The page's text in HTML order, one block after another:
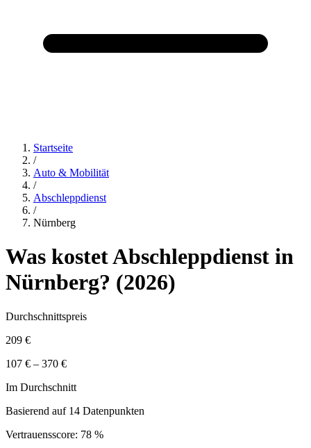
Startseite
/
Auto & Mobilität
/
Abschleppdienst
/
Nürnberg
Was kostetAbschleppdienst in
Nürnberg? (2026)
Durchschnittspreis
209 €
107 € – 370 €
Im Durchschnitt
Basierend auf 14 Datenpunkten
Vertrauensscore: 78 %